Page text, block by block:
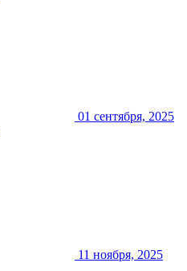
01 сентября, 2025
11 ноября, 2025